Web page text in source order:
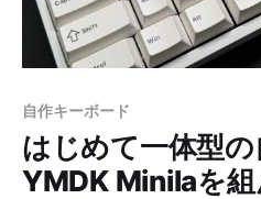
メモを書いています。 時間がかかった作業や、気になっ
たところ、再現が面倒なコン
など、「もう一度やるのはし
る前提ではなく完全に自分用
のきれいさは気にしていま
自作キーボード
はじめて一体型
YMDK Minilaを